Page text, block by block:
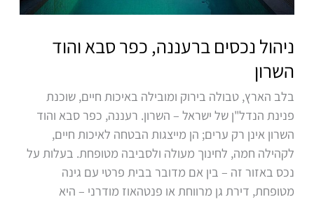
ניהול נכסים ברעננה, כפר סבא והוד
השרון
בלב הארץ, טבולה בירוק ומובילה באיכות חיים, שוכנת
פנינת הנדל"ן של ישראל – השרון. רעננה, כפר סבא והוד
השרון אינן רק ערים; הן מייצגות הבטחה לאיכות חיים,
לקהילה חמה, לחינוך מעולה ולסביבה מטופחת. בעלות על
נכס באזור זה – בין אם מדובר בבית פרטי עם גינה
מטופחת, דירת גן מרווחת או פנטהאוז מודרני – היא